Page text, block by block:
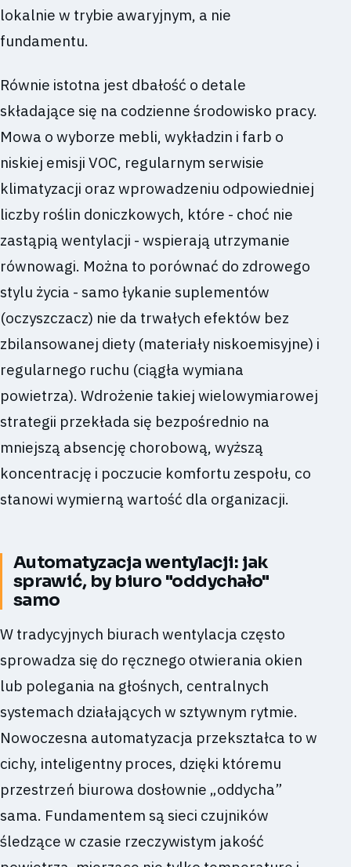
lokalnie w trybie awaryjnym, a nie
fundamentu.
Równie istotna jest dbałość o detale
składające się na codzienne środowisko pracy.
Mowa o wyborze mebli, wykładzin i farb o
niskiej emisji VOC, regularnym serwisie
klimatyzacji oraz wprowadzeniu odpowiedniej
liczby roślin doniczkowych, które - choć nie
zastąpią wentylacji - wspierają utrzymanie
równowagi. Można to porównać do zdrowego
stylu życia - samo łykanie suplementów
(oczyszczacz) nie da trwałych efektów bez
zbilansowanej diety (materiały niskoemisyjne) i
regularnego ruchu (ciągła wymiana
powietrza). Wdrożenie takiej wielowymiarowej
strategii przekłada się bezpośrednio na
mniejszą absencję chorobową, wyższą
koncentrację i poczucie komfortu zespołu, co
stanowi wymierną wartość dla organizacji.
Automatyzacja wentylacji: jak
sprawić, by biuro "oddychało"
samo
W tradycyjnych biurach wentylacja często
sprowadza się do ręcznego otwierania okien
lub polegania na głośnych, centralnych
systemach działających w sztywnym rytmie.
Nowoczesna automatyzacja przekształca to w
cichy, inteligentny proces, dzięki któremu
przestrzeń biurowa dosłownie „oddycha”
sama. Fundamentem są sieci czujników
śledzące w czasie rzeczywistym jakość